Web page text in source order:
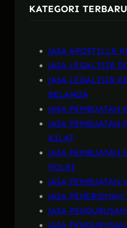
h
KATEGORI TERBARU
JASA APOSTILLE
JASA LEGALISIR
JASA LEGALISIR
BELANDA
JASA PEMBUATAN
JASA PEMBUATAN
KILAT
JASA PEMBUATAN
POLRI
JASA PEMBUATAN
JASA
JASA
JASA